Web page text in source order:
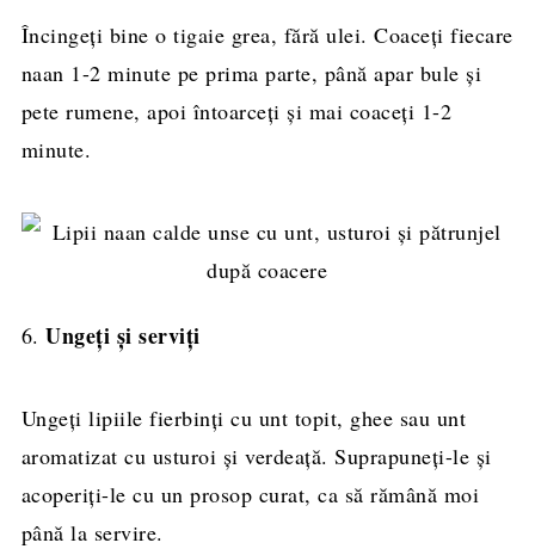
Încingeți bine o tigaie grea, fără ulei. Coaceți fiecare
naan 1-2 minute pe prima parte, până apar bule și
pete rumene, apoi întoarceți și mai coaceți 1-2
minute.
6.Ungeți și serviți
Ungeți lipiile fierbinți cu unt topit, ghee sau unt
aromatizat cu usturoi și verdeață. Suprapuneți-le și
acoperiți-le cu un prosop curat, ca să rămână moi
până la servire.